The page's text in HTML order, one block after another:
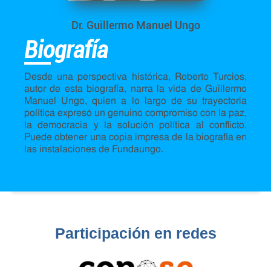
Dr. Guillermo Manuel Ungo
Biografía
Desde una perspectiva histórica, Roberto Turcios,
autor de esta biografía, narra la vida de Guillermo
Manuel Ungo, quien a lo largo de su trayectoria
política expresó un genuino compromiso con la paz,
la democracia y la solución política al conflicto.
Puede obtener una copia impresa de la biografía en
las instalaciones de Fundaungo.
Participación en redes